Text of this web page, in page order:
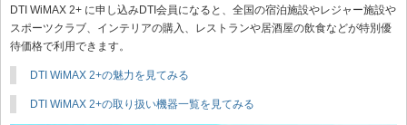
DTI WiMAX 2+ に申し込みDTI会員になると、全国の宿泊施設やレジャー施設や
スポーツクラブ、インテリアの購入、レストランや居酒屋の飲食などが特別優
待価格で利用できます。
DTI WiMAX 2+の魅力を見てみる
DTI WiMAX 2+の取り扱い機器一覧を見てみる